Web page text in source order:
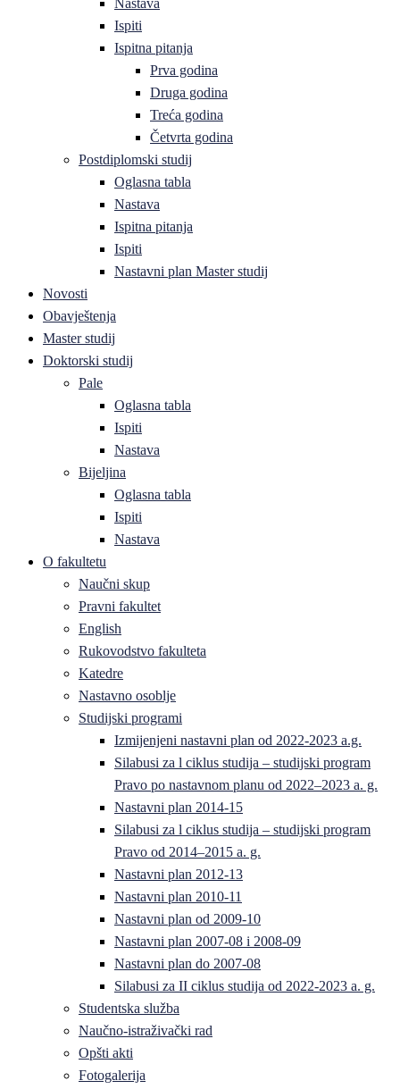
Nastava
Ispiti
Ispitna pitanja
Prva godina
Druga godina
Treća godina
Četvrta godina
Postdiplomski studij
Oglasna tabla
Nastava
Ispitna pitanja
Ispiti
Nastavni plan Master studij
Novosti
Obavještenja
Master studij
Doktorski studij
Pale
Oglasna tabla
Ispiti
Nastava
Bijeljina
Oglasna tabla
Ispiti
Nastava
O fakultetu
Naučni skup
Pravni fakultet
English
Rukovodstvo fakulteta
Katedre
Nastavno osoblje
Studijski programi
Izmijenjeni nastavni plan od 2022-2023 a.g.
Silabusi za l ciklus studija – studijski program
Pravo po nastavnom planu od 2022–2023 a. g.
Nastavni plan 2014-15
Silabusi za l ciklus studija – studijski program
Pravo od 2014–2015 a. g.
Nastavni plan 2012-13
Nastavni plan 2010-11
Nastavni plan od 2009-10
Nastavni plan 2007-08 i 2008-09
Nastavni plan do 2007-08
Silabusi za II ciklus studija od 2022-2023 a. g.
Studentska služba
Naučno-istraživački rad
Opšti akti
Fotogalerija